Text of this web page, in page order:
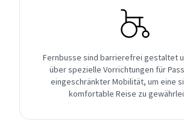
Fernbusse sind barrierefrei gestaltet
über spezielle Vorrichtungen für
eingeschränkter Mobilität, um eine
komfortable Reise zu